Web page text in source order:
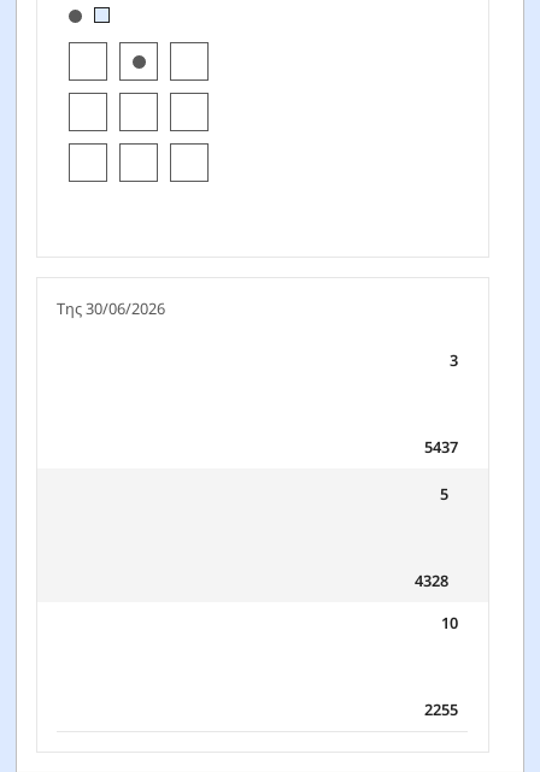
[products.morningstar-stylebox-title-sr-equity]
Της 30/06/2026
3
5437
5
4328
10
2255